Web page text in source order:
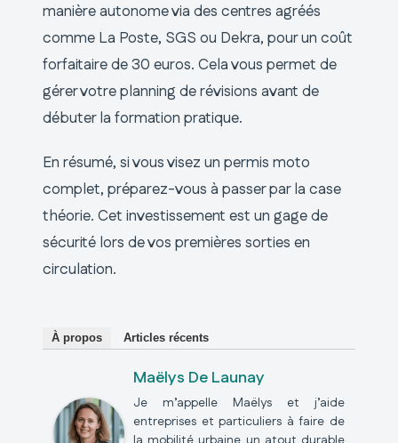
manière autonome via des centres agréés
comme La Poste, SGS ou Dekra, pour un coût
forfaitaire de 30 euros. Cela vous permet de
gérer votre planning de révisions avant de
débuter la formation pratique.
En résumé, si vous visez un permis moto
complet, préparez-vous à passer par la case
théorie. Cet investissement est un gage de
sécurité lors de vos premières sorties en
circulation.
À propos Articles récents
Maëlys De Launay
Je m’appelle Maëlys et j’aide
entreprises et particuliers à faire de